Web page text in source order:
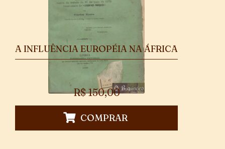
A INFLUÊNCIA EUROPÉIA NA ÁFRICA
R$150,00
COMPRAR